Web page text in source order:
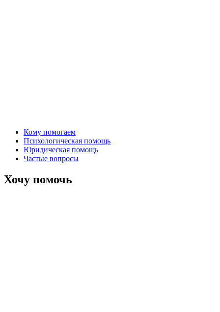
Кому помогаем
Психологическая помощь
Юридическая помощь
Частые вопросы
Хочу помочь